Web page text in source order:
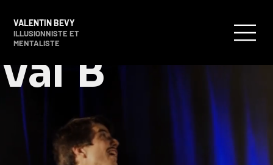
VALENTIN BEVY
ILLUSIONNISTE ET
MENTALISTE
Val B